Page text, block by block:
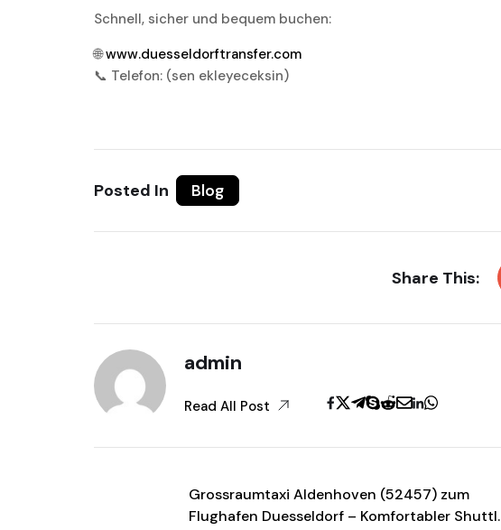
Schnell, sicher und bequem buchen:
🌐www.duesseldorftransfer.com
📞 Telefon: (sen ekleyeceksin)
Posted In Blog
Share This:
admin
Read All Post
Grossraumtaxi Aldenhoven (52457) zum
Flughafen Duesseldorf – Komfortabler